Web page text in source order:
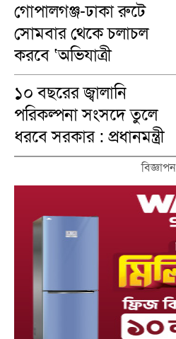
গোপালগঞ্জ-ঢাকা রুটে
সোমবার থেকে চলাচল
করবে ‘অভিযাত্রী
কমিউটার’ ট্রেন
১০ বছরের জ্বালানি
পরিকল্পনা সংসদে তুলে
ধরবে সরকার : প্রধানমন্ত্রী
বিজ্ঞাপন